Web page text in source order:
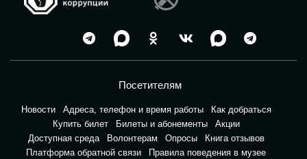
Посетителям
Новости Адреса, телефон и время работы
Как добраться
Купить билет
Билеты и абонементы
Акции
Доступная среда
Волонтерам Опросы
Книга отзывов
Платформа обратной связи
Правила поведения в музее